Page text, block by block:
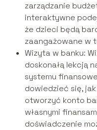
zarządzanie
interaktywne
że dzieci będą
zaangażowane w
Wizyta w banku:
doskonałą lekcją
systemu
dowiedzieć się,
otworzyć konto
własnymi
doświadczenie